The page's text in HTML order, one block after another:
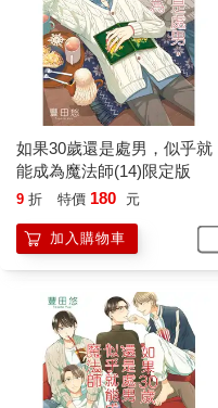
如果30歲還是處男，似乎就
能成為魔法師(14)限定版
9 折 特價 180 元
加入購物車